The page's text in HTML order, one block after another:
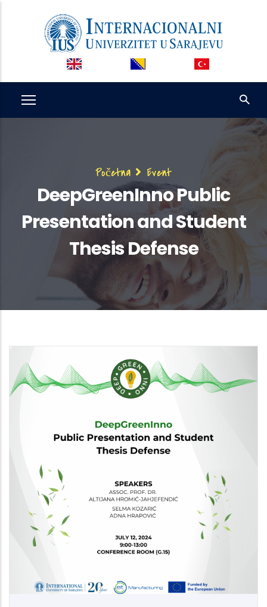
Breadcrumb
Početna Event
DeepGreenInno Public
Presentation and Student
Thesis Defense